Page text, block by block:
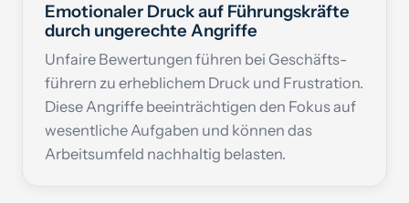
Emotionaler Druck auf Führungskräfte
durch ungerechte Angriffe
Unfaire Bewertungen führen bei Geschäfts­
führern zu erheblichem Druck und Frustration.
Diese Angriffe beeinträchtigen den Fokus auf
wesentliche Aufgaben und können das
Arbeits­umfeld nachhaltig belasten.